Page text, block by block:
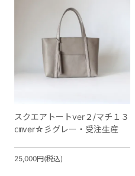
スクエアトートver２/マチ１３
㎝ver☆彡グレー・受注生産
25,000円(税込)